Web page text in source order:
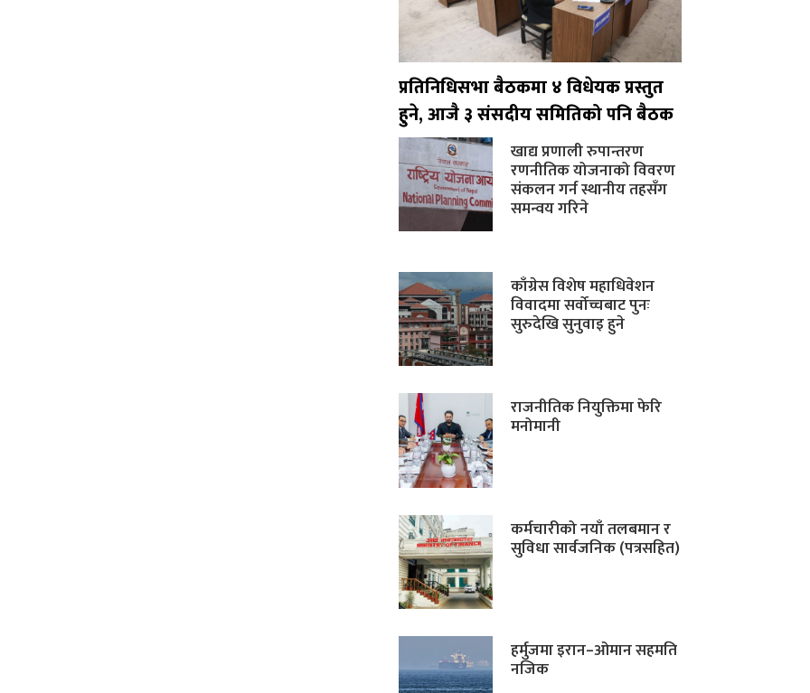
प्रतिनिधिसभा बैठकमा ४ विधेयक प्रस्तुत
हुने, आजै ३ संसदीय समितिको पनि बैठक
खाद्य प्रणाली रुपान्तरण
रणनीतिक योजनाको विवरण
संकलन गर्न स्थानीय तहसँग
समन्वय गरिने
काँग्रेस विशेष महाधिवेशन
विवादमा सर्वोच्चबाट पुनः
सुरुदेखि सुनुवाइ हुने
राजनीतिक नियुक्तिमा फेरि
मनोमानी
कर्मचारीको नयाँ तलबमान र
सुविधा सार्वजनिक (पत्रसहित)
हर्मुजमा इरान–ओमान सहमति
नजिक